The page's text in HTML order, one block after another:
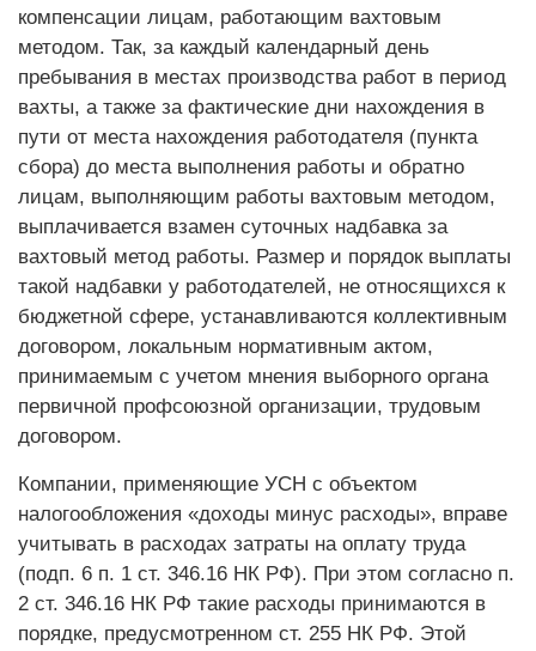
компенсации лицам, работающим вахтовым
методом. Так, за каждый календарный день
пребывания в местах производства работ в период
вахты, а также за фактические дни нахождения в
пути от места нахождения работодателя (пункта
сбора) до места выполнения работы и обратно
лицам, выполняющим работы вахтовым методом,
выплачивается взамен суточных надбавка за
вахтовый метод работы. Размер и порядок выплаты
такой надбавки у работодателей, не относящихся к
бюджетной сфере, устанавливаются коллективным
договором, локальным нормативным актом,
принимаемым с учетом мнения выборного органа
первичной профсоюзной организации, трудовым
договором.
Компании, применяющие УСН с объектом
налогообложения «доходы минус расходы», вправе
учитывать в расходах затраты на оплату труда
(подп. 6 п. 1 ст. 346.16 НК РФ). При этом согласно п.
2 ст. 346.16 НК РФ такие расходы принимаются в
порядке, предусмотренном ст. 255 НК РФ. Этой